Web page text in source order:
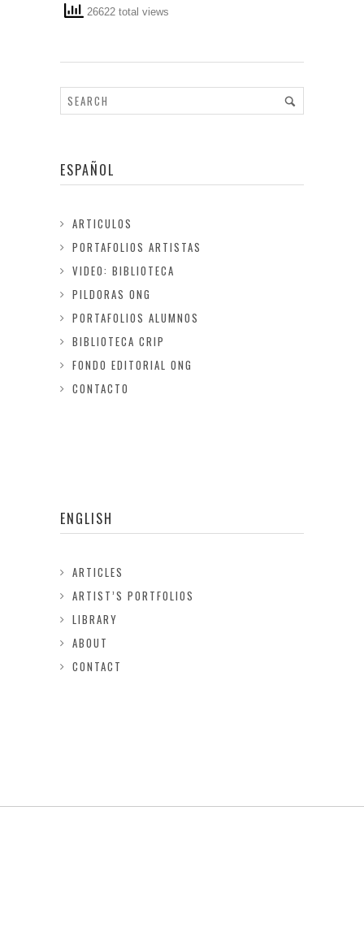
26622 total views
ESPAÑOL
ARTICULOS
PORTAFOLIOS ARTISTAS
VIDEO: BIBLIOTECA
PILDORAS ONG
PORTAFOLIOS ALUMNOS
BIBLIOTECA CRIP
FONDO EDITORIAL ONG
CONTACTO
ENGLISH
ARTICLES
ARTIST’S PORTFOLIOS
LIBRARY
ABOUT
CONTACT